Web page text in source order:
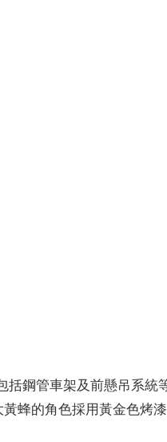
括鋼管車架及前懸吊系統
蜂的角色採用黃金色烤漆